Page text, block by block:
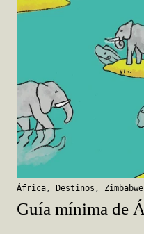
África , Destinos , Zimbabwe
Guía mínima de